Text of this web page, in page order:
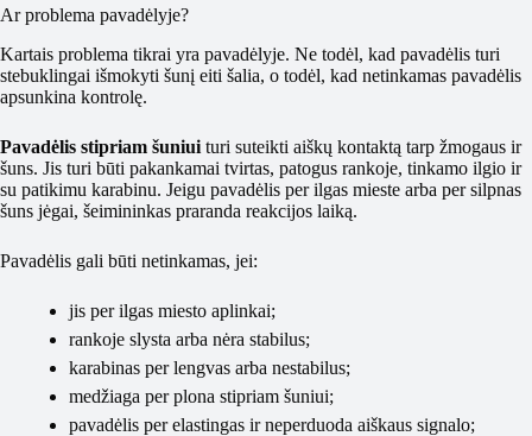
Ar problema pavadėlyje?
Kartais problema tikrai yra pavadėlyje. Ne todėl, kad pavadėlis turi
stebuklingai išmokyti šunį eiti šalia, o todėl, kad netinkamas pavadėlis
apsunkina kontrolę.
Pavadėlis stipriam šuniui turi suteikti aiškų kontaktą tarp žmogaus ir
šuns. Jis turi būti pakankamai tvirtas, patogus rankoje, tinkamo ilgio ir
su patikimu karabinu. Jeigu pavadėlis per ilgas mieste arba per silpnas
šuns jėgai, šeimininkas praranda reakcijos laiką.
Pavadėlis gali būti netinkamas, jei:
jis per ilgas miesto aplinkai;
rankoje slysta arba nėra stabilus;
karabinas per lengvas arba nestabilus;
medžiaga per plona stipriam šuniui;
pavadėlis per elastingas ir neperduoda aiškaus signalo;